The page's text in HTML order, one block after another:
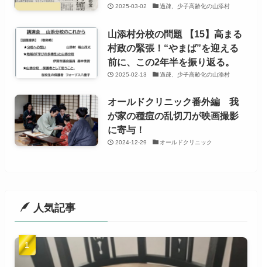
2025-03-02 過疎、少子高齢化の山添村
山添村分校の問題 【15】高まる
村政の緊張！“やまば”を迎える
前に、この2年半を振り返る。
2025-02-13 過疎、少子高齢化の山添村
オールドクリニック番外編 我
が家の種痘の乱切刀が映画撮影
に寄与！
2024-12-29 オールドクリニック
人気記事